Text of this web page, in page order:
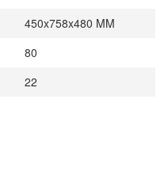
450x758x480 MM
80
22